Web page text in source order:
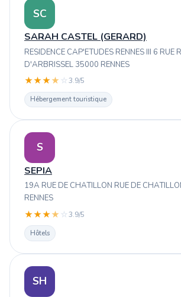
SC
SARAH CASTEL (GERARD)
RESIDENCE CAP'ETUDES RENNES III 6 RUE
D'ARBRISSEL 35000 RENNES
★★★★ ☆3.9/5
Hébergement touristique
S
SEPIA
19A RUE DE CHATILLON RUE DE
RENNES
★★★★ ☆3.9/5
Hôtels
SH